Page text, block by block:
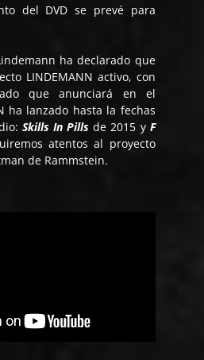
del DVD se prevé para
ha declarado que
LINDEMANN activo, con
que anunciará en el
ha lanzado hasta la fechas
Skills In Pills de 2015 y F
atentos al proyecto
de Rammstein.